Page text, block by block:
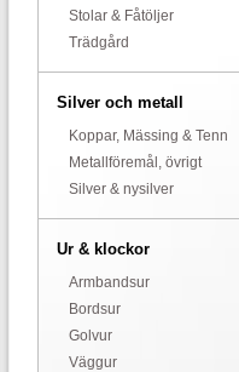
Stolar & Fåtöljer
Trädgård
Silver och metall
Koppar, Mässing & Tenn
Metallföremål, övrigt
Silver & nysilver
Ur & klockor
Armbandsur
Bordsur
Golvur
Väggur